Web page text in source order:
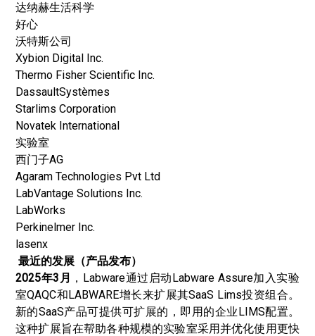
达纳赫生活科学
好心
沃特斯公司
Xybion Digital Inc.
Thermo Fisher Scientific Inc.
DassaultSystèmes
Starlims Corporation
Novatek International
实验室
西门子AG
Agaram Technologies Pvt Ltd
LabVantage Solutions Inc.
LabWorks
Perkinelmer Inc.
lasenx
最近的发展（产品发布）
2025年3月 ，Labware通过启动Labware Assure加入实验
室QAQC和LABWARE增长来扩展其SaaS Lims投资组合。
新的SaaS产品可提供可扩展的，即用的企业LIMS配置。
这种扩展旨在帮助各种规模的实验室采用并优化使用更快